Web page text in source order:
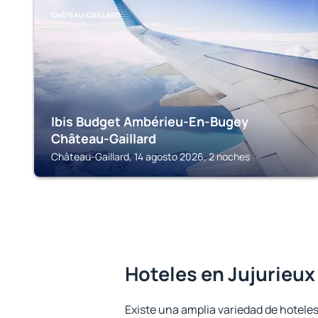
CHÂTEAU-GAILLARD
Ibis Budget Ambérieu-En-Bugey
Château-Gaillard
Château-Gaillard, 14 agosto 2026, 2 noches
Hoteles en Jujurieux
Existe una amplia variedad de